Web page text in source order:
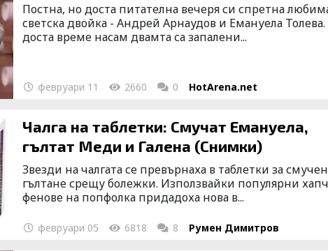
Постна, но доста питателна вечеря си спретна
светска двойка - Андрей Арнаудов и Емануела
доста време насам двамта са запалени...
февруари 11 2660 0 HotArena.net
Чалга на таблетки: Смучат Емануела,
гълтат Меди и Галена (Снимки)
Звезди на чалгата се превърнаха в таблетки за
гълтане срещу болежки. Използвайки популярни
фенове на попфолка придадоха нова в...
февруари 05 6818 8 Румен Димитров